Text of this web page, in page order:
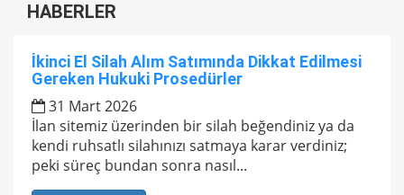
HABERLER
İkinci El Silah Alım Satımında Dikkat Edilmesi
Gereken Hukuki Prosedürler
31 Mart 2026
İlan sitemiz üzerinden bir silah beğendiniz ya da
kendi ruhsatlı silahınızı satmaya karar verdiniz;
peki süreç bundan sonra nasıl...